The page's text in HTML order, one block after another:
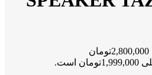
قیمت اصلی 2,800,000تومان
است.